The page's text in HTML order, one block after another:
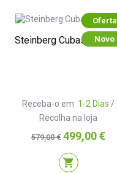
Oferta
Novo
Steinberg Cubase Pro 15
Receba-o em: 1-2 Dias /
Recolha na loja
Preço
normal
579,00 € Preço
499,00 €
shopping_cart